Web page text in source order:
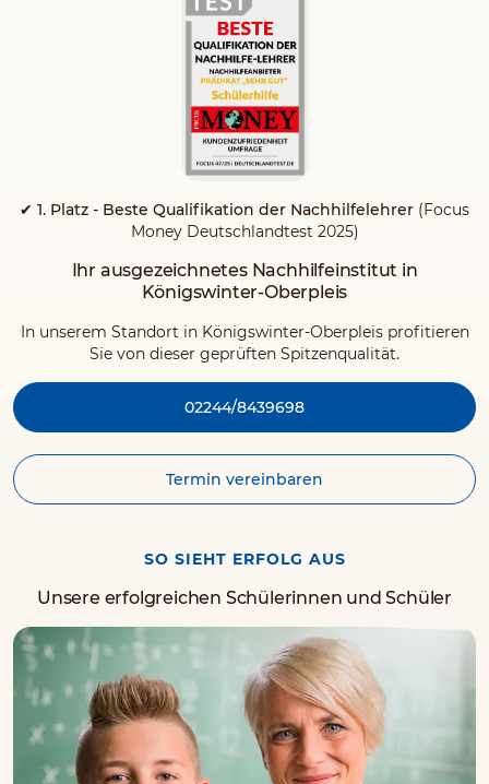
✔ 1. Platz - Beste Qualifikation der Nachhilfelehrer (Focus
Money Deutschlandtest 2025)
Ihr ausgezeichnetes Nachhilfeinstitut in
Königswinter-Oberpleis
In unserem Standort in Königswinter-Oberpleis profitieren
Sie von dieser geprüften Spitzenqualität.
02244/8439698
Termin vereinbaren
SO SIEHT ERFOLG AUS
Unsere erfolgreichen Schülerinnen und Schüler